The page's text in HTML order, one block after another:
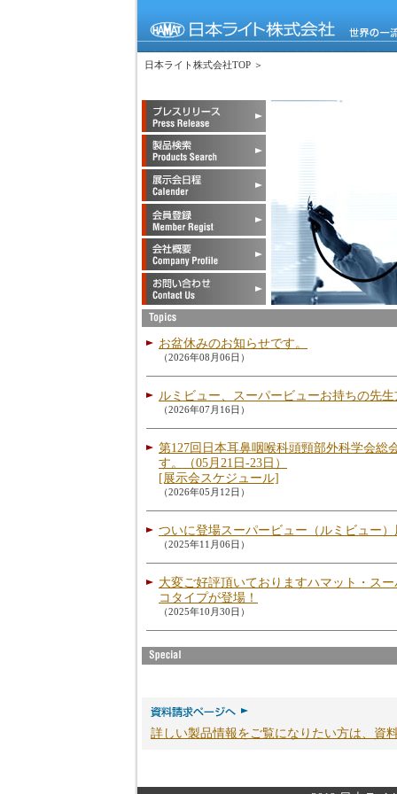
日本ライト株式会社TOP ＞
お盆休みのお知らせです。
（2026年08月06日）
ルミビュー、スーパービューお持ちの先
（2026年07月16日）
第127回日本耳鼻咽喉科頭頸部外科学会総
す。（05月21日-23日）
[展示会スケジュール]
（2026年05月12日）
ついに登場スーパービュー（ルミビュー
（2025年11月06日）
大変ご好評頂いておりますハマット・ス
コタイプが登場！
（2025年10月30日）
詳しい製品情報をご覧になりたい方は、資